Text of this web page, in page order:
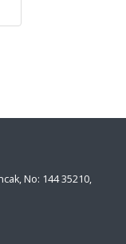
No: 144 35210,